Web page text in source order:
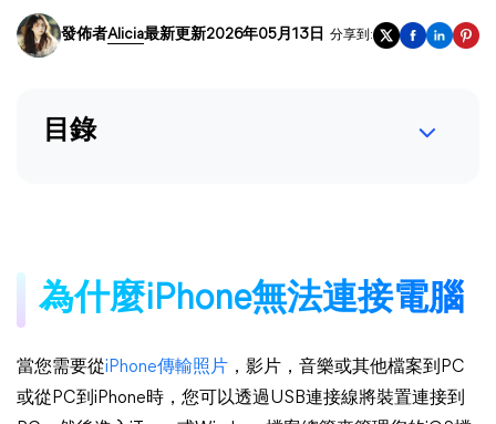
發佈者Alicia最新更新2026年05月13日 分享到:
目錄
為什麼iPhone無法連接電腦
當您需要從iPhone傳輸照片 ，影片，音樂或其他檔案到PC
或從PC到iPhone時，您可以透過USB連接線將裝置連接到